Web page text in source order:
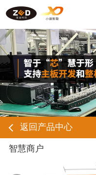
返回产品中心
智慧商户